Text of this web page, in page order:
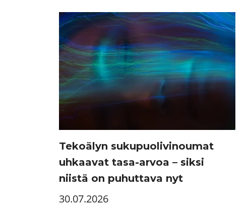
Tekoälyn sukupuolivinoumat
uhkaavat tasa-arvoa – siksi
niistä on puhuttava nyt
30.07.2026